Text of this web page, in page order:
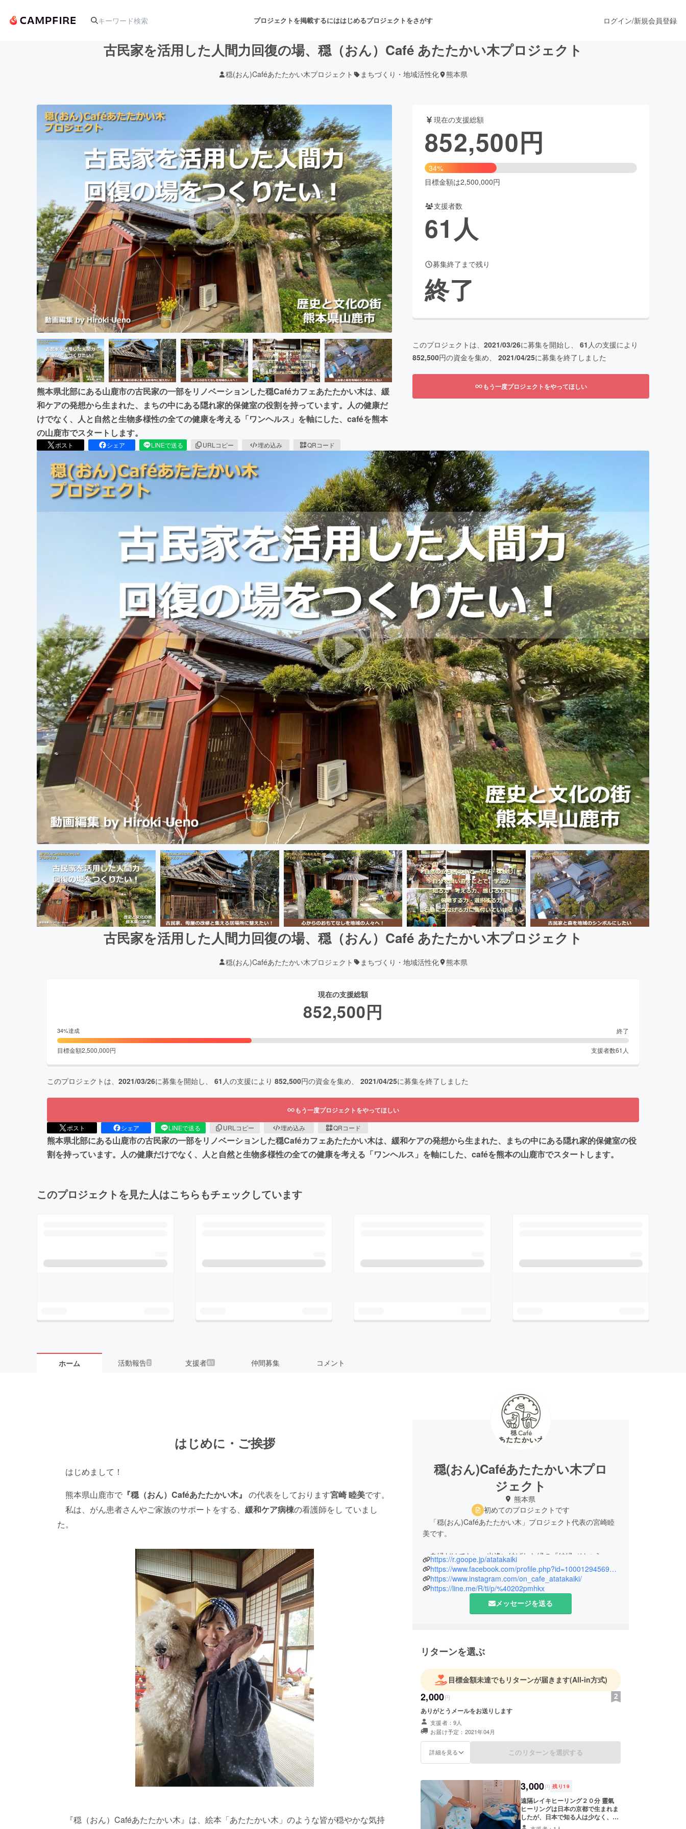
プロジェクトを掲載するにははじめるプロジェクトをさがす
アート・写真 音楽 舞台・パフォーマンス
テクノロジー・ガジェット ゲーム・サービス開発 フード・飲食店 ファッション
映像・映画 書籍・雑誌出版 アニメ・漫画
ビジネス・起業 チャレンジ ビューティー・ヘルスケア
まちづくり・地域活性化
CAMPFIRE for Social GoodCAMPFIRE Creation
CAMPFIREふるさと納税machi-yaコミュニティ
ログイン/新規会員登録
古民家を活用した人間力回復の場、穏（おん）Café あたたかい木プロジェクト
穏(おん)Caféあたたかい木プロジェクト まちづくり・地域活性化 熊本県
熊本県北部にある山鹿市の古民家の一部をリノベーションした穏Caféカフェあたたかい木は、緩
和ケアの発想から生まれた、まちの中にある隠れ家的保健室の役割を持っています。人の健康だ
けでなく、人と自然と生物多様性の全ての健康を考える「ワンヘルス」を軸にした、caféを熊本
の山鹿市でスタートします。
ポスト シェア LINEで送る URLコピー 埋め込み QRコード
現在の支援総額
852,500円
34%
目標金額は2,500,000円
支援者数
61 人
募集終了まで残り
終了
このプロジェクトは、 2021/03/26に募集を開始し、 61 人の支援により
852,500円の資金を集め、 2021/04/25に募集を終了しました
もう一度プロジェクトをやってほしい
古民家を活用した人間力回復の場、穏（おん）Café あたたかい木プロジェクト
穏(おん)Caféあたたかい木プロジェクト まちづくり・地域活性化 熊本県
現在の支援総額
852,500円
34%達成 終了
目標金額2,500,000円 支援者数61 人
このプロジェクトは、 2021/03/26に募集を開始し、 61 人の支援により 852,500円の資金を集め、 2021/04/25に募集を終了しました
もう一度プロジェクトをやってほしい
ポスト シェア LINEで送る URLコピー 埋め込み QRコード
熊本県北部にある山鹿市の古民家の一部をリノベーションした穏Caféカフェあたたかい木は、緩和ケアの発想から生まれた、まちの中にある隠れ家的保健室の役
割を持っています。人の健康だけでなく、人と自然と生物多様性の全ての健康を考える「ワンヘルス」を軸にした、caféを熊本の山鹿市でスタートします。
このプロジェクトを見た人はこちらもチェックしています
ホーム 活動報告2 支援者61 仲間募集 コメント
はじめに・ご挨拶
はじめまして！
熊本県山鹿市で 『穏（おん）Caféあたたかい木』 の代表をしております宮崎 睦美です。
私は、がん患者さんやご家族のサポートをする、 緩和ケア病棟の看護師をし ていまし
た。
『穏（おん）Caféあたたかい木』は、絵本「あたたかい木」のような皆が穏やかな気持
穏(おん)Caféあたたかい木プロ
ジェクト
熊本県
初めてのプロジェクトです
「穏(おん)Caféあたたかい木」プロジェクト代表の宮崎睦
美です。
血縁だけでない、出逢い結ばれた縁の『結縁（けつえ
ん）』として、その町で生まれ・育ち・看取り・支え合える
新しい地域型家族のスタイルとなれる居場所を、およそ130
年築の古民家をリノベーションし、caféを入口に、地域と他
職種と老若男女、様々な関わり合いの中で、安心安全な拠点
県山鹿市で実現させるプロジェクトになります。
人が自分の本来ある力に気付き、人間力を取り戻してい
く。さらには、人だけでなく、自然や生態系の健康をひとつ
の健康と捉える、ワンヘルスを軸に、人と自然が繋がり、豊
かな自然の保全と誇りをもって、命を繋げていける、そのた
めの拠点となる古民家改修第一段階のクラファンをスタート
します。
https://r.goope.jp/atatakaiki
https://www.facebook.com/profile.php?id=100012945691694
https://www.instagram.com/on_cafe_atatakaiki/
https://line.me/R/ti/p/%40202pmhkx
メッセージを送る
リターンを選ぶ
目標金額未達でもリターンが届きます(All-in方式)
2,000円
ありがとうメールをお送りします
支援者：9人
お届け予定：2021年04月
詳細を見る このリターンを選択する
3,000円 残り19
遠隔レイキヒーリング２０分 靈氣
ヒーリングは日本の京都で生まれま
したが、日本で知る人は少なく、欧
米やオーストラリアではポピュラー